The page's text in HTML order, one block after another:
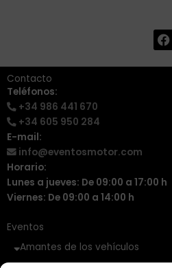
F
a
e
Contacto
Teléfonos:
+34 986 441 670
+34 605 950 284
E-mail:
info@eventosmotor.com
Horario:
Lunes a jueves: De 09:00 a 17:00 h
Viernes: De 09:00 a 14:00 h
Eventos
Amantes de los vehículos